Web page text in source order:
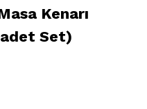
Kenarı
Set)